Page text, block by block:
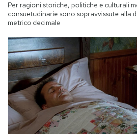
Per ragioni storiche, politiche e culturali
consuetudinarie sono sopravvissute alla
metrico decimale